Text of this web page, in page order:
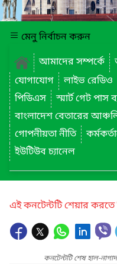
মেনু নির্বাচন করুন
আমাদের সম্পর্কে
যোগাযোগ
লাইভ রেডিও
পিডিএস
স্মার্ট গেট পাস
গোপনীয়তা নীতি
ইউটিউব চ্যানেল
এই কনটেন্টটি শেয়ার
কনটেন্টটি শেষ হাল-